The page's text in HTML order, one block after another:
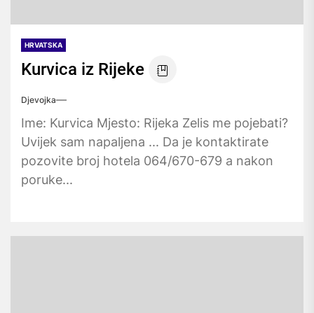
HRVATSKA
Kurvica iz Rijeke
Djevojka
Ime: Kurvica Mjesto: Rijeka Zelis me pojebati?
Uvijek sam napaljena ... Da je kontaktirate
pozovite broj hotela 064/670-679 a nakon
poruke...